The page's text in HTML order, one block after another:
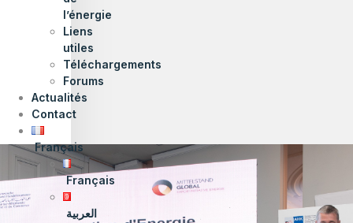
l’énergie
Liens
utiles
Téléchargements
Forums
Actualités
Contact
Français
Français
العربية